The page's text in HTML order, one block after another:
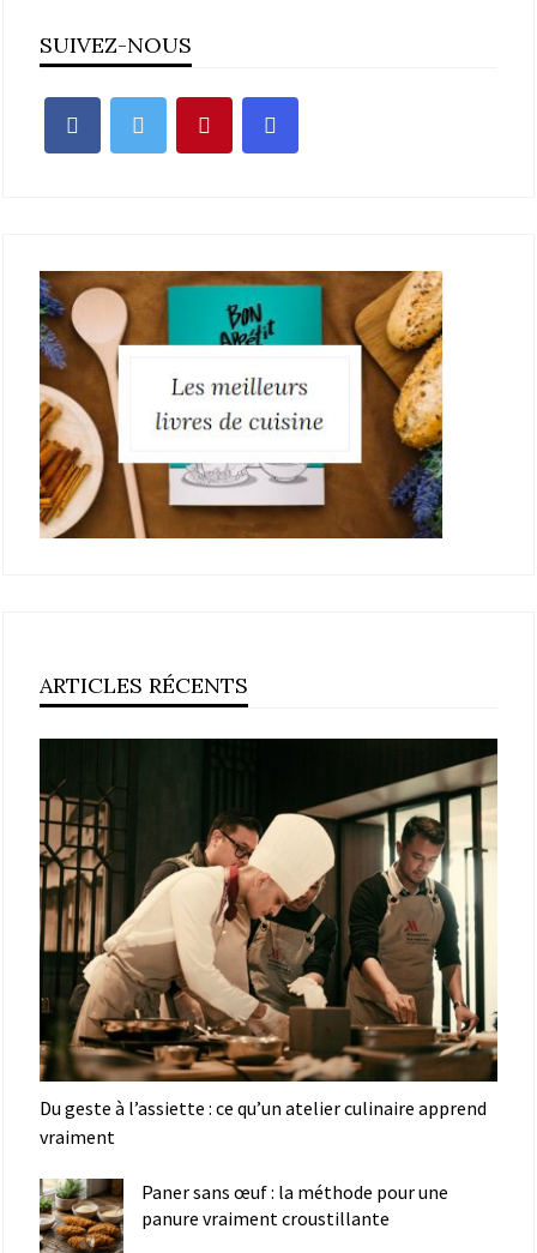
SUIVEZ-NOUS
ARTICLES RÉCENTS
Du geste à l’assiette : ce qu’un atelier culinaire apprend
vraiment
Paner sans œuf : la méthode pour une
panure vraiment croustillante